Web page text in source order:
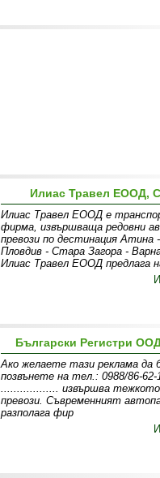
Илиас Травел ЕООД,
Илиас Травел ЕООД е
фирма, извършваща редовни
превози по дестинация Атина
Пловдив - Стара Загора -
Илиас Травел ЕООД предлага
Български Регистри
Ако желаете тази реклама да
позвънете на тел.: 0988/86-
.................. извършва
превози. Съвременният
разполага фир